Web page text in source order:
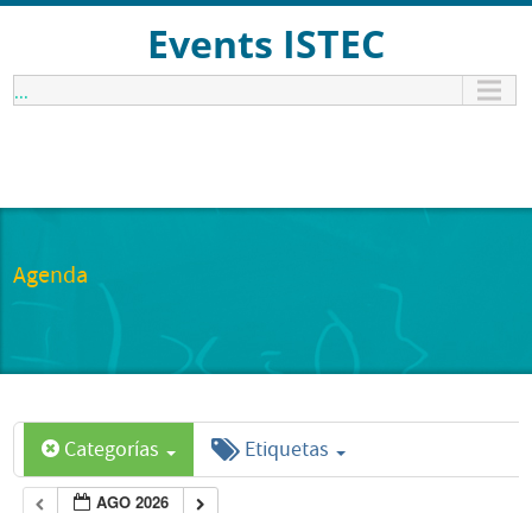
Events ISTEC
...
Agenda
Categorías Etiquetas
AGO 2026